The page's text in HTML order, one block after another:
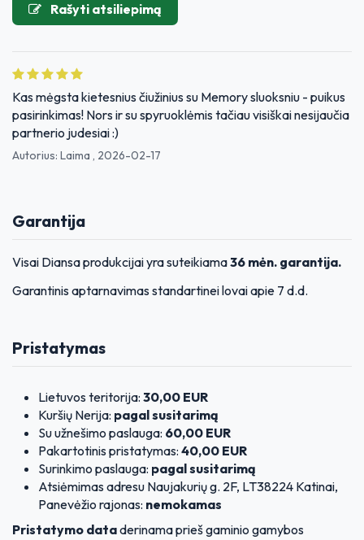
Rašyti atsiliepimą
Kas mėgsta kietesnius čiužinius su Memory sluoksniu - puikus
pasirinkimas! Nors ir su spyruoklėmis tačiau visiškai nesijaučia
partnerio judesiai :)
Autorius: Laima , 2026-02-17
Garantija
Visai Diansa produkcijai yra suteikiama36 mėn. garantija.
Garantinis aptarnavimas standartinei lovai apie 7 d.d.
Pristatymas
Lietuvos teritorija: 30,00 EUR
Kuršių Nerija: pagal susitarimą
Su užnešimo paslauga: 60,00 EUR
Pakartotinis pristatymas: 40,00 EUR
Surinkimo paslauga: pagal susitarimą
Atsiėmimas adresu Naujakurių g. 2F, LT38224 Katinai,
Panevėžio rajonas: nemokamas
Pristatymo dataderinama prieš gaminio gamybos